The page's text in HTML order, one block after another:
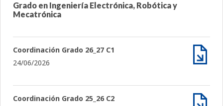
Grado en Ingeniería Electrónica, Robótica y
Mecatrónica
Coordinación Grado 26_27 C1
24/06/2026
Coordinación Grado 25_26 C2